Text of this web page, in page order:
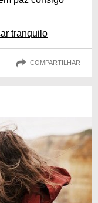
tranquilo
COMPARTILHAR